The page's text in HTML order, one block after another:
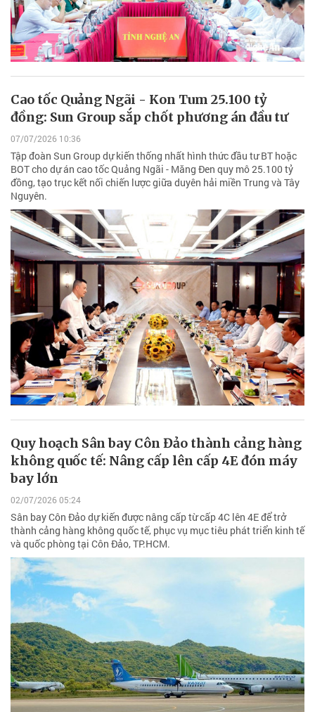
Cao tốc Quảng Ngãi - Kon Tum 25.100 tỷ
đồng: Sun Group sắp chốt phương án đầu tư
07/07/2026 10:36
Tập đoàn Sun Group dự kiến thống nhất hình thức đầu tư BT hoặc
BOT cho dự án cao tốc Quảng Ngãi - Măng Đen quy mô 25.100 tỷ
đồng, tạo trục kết nối chiến lược giữa duyên hải miền Trung và Tây
Nguyên.
Quy hoạch Sân bay Côn Đảo thành cảng hàng
không quốc tế: Nâng cấp lên cấp 4E đón máy
bay lớn
02/07/2026 05:24
Sân bay Côn Đảo dự kiến được nâng cấp từ cấp 4C lên 4E để trở
thành cảng hàng không quốc tế, phục vụ mục tiêu phát triển kinh tế
và quốc phòng tại Côn Đảo, TP.HCM.